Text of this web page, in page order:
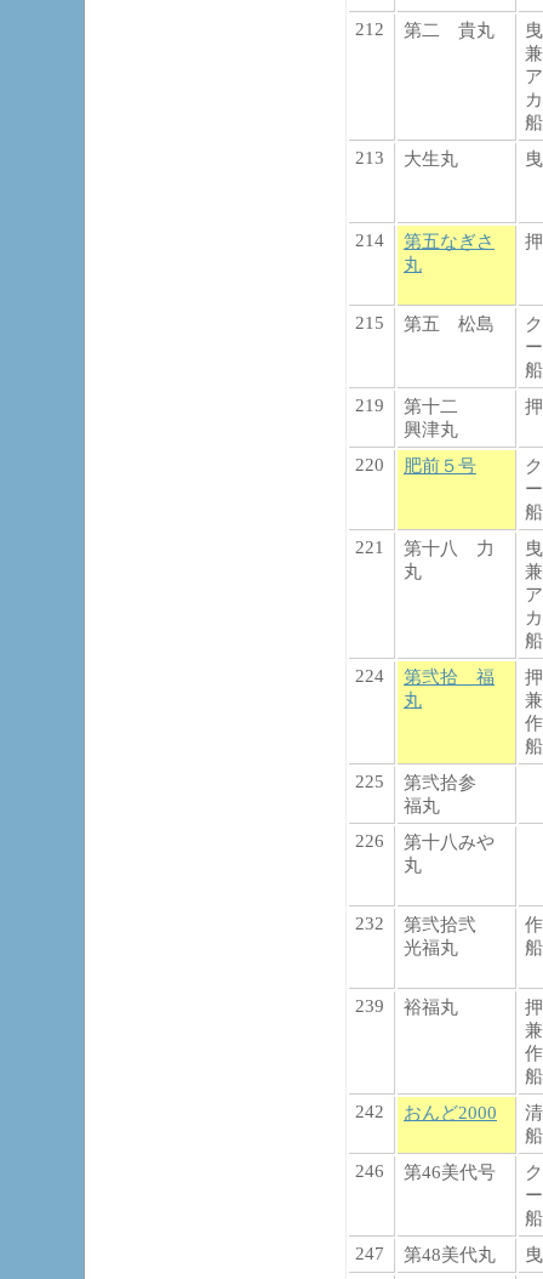
212 第二 貴丸
兼
船
213
大生丸
214
第五なぎさ
丸
215 第五 松島
船
219
第十二
興津丸
220 肥前５号
船
221
第十八 力
丸
兼
船
224
第弐拾 福
丸
兼
船
225
第弐拾参
福丸
226
第十八みや
丸
232
第弐拾弐
光福丸
船
239 裕福丸
兼
船
242
おんど2000
船
246
第46美代号
船
247
第48美代丸